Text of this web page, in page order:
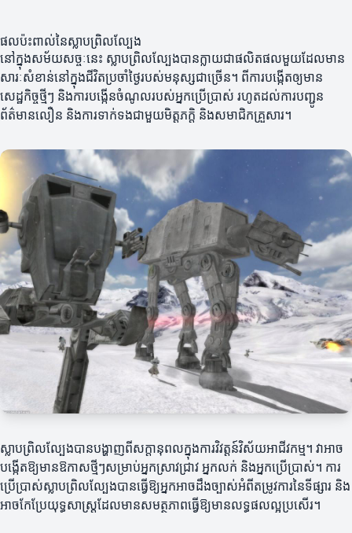
ផលប៉ះពាល់នៃស្លាបព្រិលល្បែង
នៅក្នុងសម័យសច្ចៈនេះ ស្លាបព្រិលល្បែងបានក្លាយជាផលិតផលមួយដែលមាន
សារៈសំខាន់នៅក្នុងជីវិតប្រចាំថ្ងៃរបស់មនុស្សជាច្រើន។ ពីការបង្កើតឲ្យមាន
សេដ្ឋកិច្ចថ្មីៗ និងការបង្កើនចំណូលរបស់អ្នកប្រើប្រាស់ រហូតដល់ការបញ្ជូន
ព័ត៌មានលឿន និងការទាក់ទងជាមួយមិត្តភក្តិ និងសមាជិកគ្រួសារ។
ស្លាបព្រិលល្បែងបានបង្ហាញពីសក្តានុពលក្នុងការវិវត្តន៍វិស័យអាជីវកម្ម។ វាអាច
បង្កើតឱ្យមានឱកាសថ្មីៗសម្រាប់អ្នកស្រាវជ្រាវ អ្នកលក់ និងអ្នកប្រើប្រាស់។ ការ
ប្រើប្រាស់ស្លាបព្រិលល្បែងបានធ្វើឱ្យអ្នកអាចដឹងច្បាស់អំពីតម្រូវការនៃទីផ្សារ និង
អាចកែប្រែយុទ្ធសាស្ត្រដែលមានសមត្ថភាពធ្វើឱ្យមានលទ្ធផលល្អប្រសើរ។